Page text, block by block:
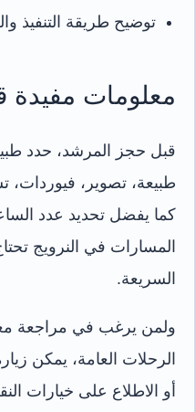
توضيح طريقة التنفيذ
معلومات مفيدة
قبل حجز المرشد، حدد
طبيعة، تصوير، فيوردات،
كما يفضل تحديد عدد
المسارات في النرويج
السريعة.
ولمن يرغب في مراجعة
الرحلات العامة، يمكن
أو الاطلاع على خيارات